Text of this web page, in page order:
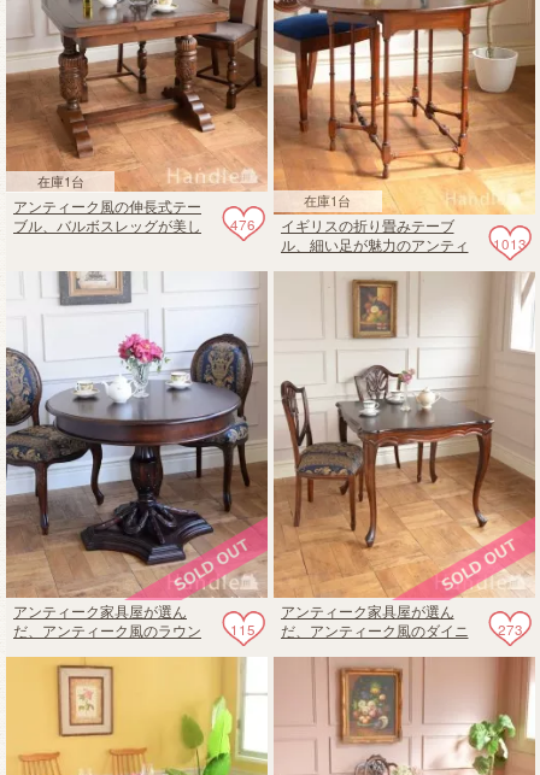
在庫1台
476
アンティーク風の伸長式テー
ブル、バルボスレッグが美し
在庫1台
1013
イギリスの折り畳みテーブ
ル、細い足が魅力のアンティ
115
アンティーク家具屋が選ん
だ、アンティーク風のラウン
273
アンティーク家具屋が選ん
だ、アンティーク風のダイニ